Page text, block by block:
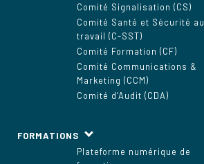
Comité Signalisation (CS)
Comité Santé et Sécurité au
travail (C-SST)
Comité Formation (CF)
Comité Communications &
Marketing (CCM)
Comité d’Audit (CDA)
FORMATIONS
Plateforme numérique de